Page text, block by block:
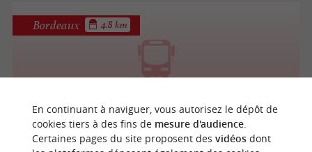
TBC
Transports urbains / Navettes à Bordeaux
Bordeaux 4.8 km
En continuant à naviguer, vous autorisez le dépôt de
cookies tiers à des fins de mesure d'audience.
Certaines pages du site proposent des vidéosdont